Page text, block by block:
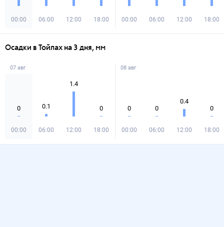
00:00 06:00 12:00 18:00 00:00 06:00 12:00 18:00
Осадки в Тойлах на 3 дня, мм
07 авг
0
00:00
0.1
06:00
1.4
12:00
0
18:00
08 авг
0
00:00
0
06:00
0.4
12:00
0
18:00